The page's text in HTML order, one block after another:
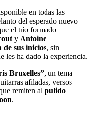
en todas las
del esperado nuevo
el trío formado
y Antoine
de sus inicios, sin
les ha dado la experiencia.
Bruxelles”, un tema
afiladas, versos
remiten al pulido
.